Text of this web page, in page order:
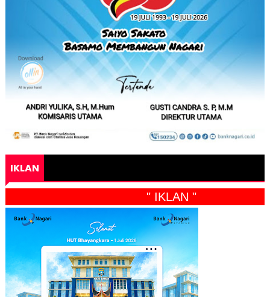
IKLAN
" IKLAN "